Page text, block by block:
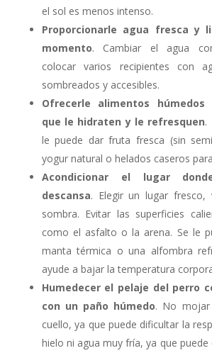
el sol es menos intenso.
Proporcionarle agua fresca y
momento. Cambiar el agua
colocar varios recipientes con
sombreados y accesibles.
Ofrecerle alimentos húmedos
que le hidraten y le refresquen.
le puede dar fruta fresca (sin
yogur natural o helados caseros
Acondicionar el lugar
descansa. Elegir un lugar fresco,
sombra. Evitar las superficies
como el asfalto o la arena. Se le
manta térmica o una alfombra
ayude a bajar la temperatura
Humedecer el pelaje del perro
con un paño húmedo. No
cuello, ya que puede dificultar la
hielo ni agua muy fría, ya que puede